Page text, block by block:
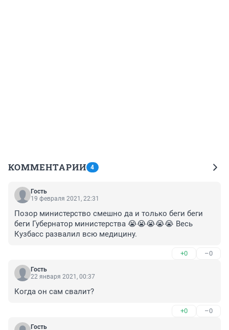
КОММЕНТАРИИ 4
Гость
19 февраля 2021, 22:31
Позор министерство смешно да и только беги беги
беги Губернатор министерства 😭😭😭😭😭 Весь
Кузбасс развалил всю медицину.
+0 –0
Гость
22 января 2021, 00:37
Когда он сам свалит?
+0 –0
Гость